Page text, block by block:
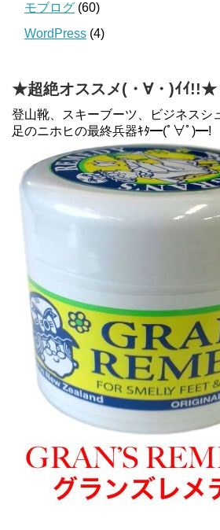
モブログ (60)
WordPress (4)
★超絶オススメ(・∀・)ｲｲ!!★
登山靴、スキーブーツ、ビジネスシ
足のニホヒの最終兵器ｷﾀ━(ﾟ∀ﾟ)━!